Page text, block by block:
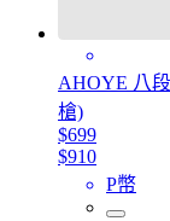
AHOYE 八
槍)
$699
$910
P幣